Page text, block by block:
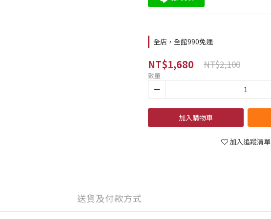
全店，全館990免運
NT$1,680 NT$2,100
數量
加入購物車
加入追蹤清單
送貨及付款方式